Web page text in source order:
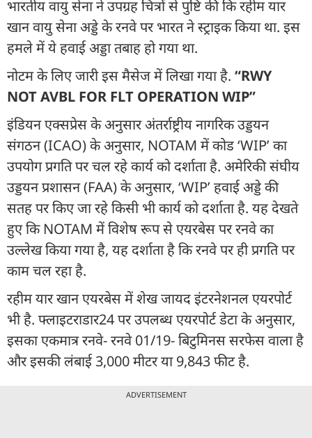
भारतीय वायु सेना ने उपग्रह चित्रों से पुष्टि की कि रहीम यार
खान वायु सेना अड्डे के रनवे पर भारत ने स्ट्राइक किया था. इस
हमले में ये हवाई अड्डा तबाह हो गया था.
नोटम के लिए जारी इस मैसेज में लिखा गया है. “RWY
NOT AVBL FOR FLT OPERATION WIP”
इंडियन एक्सप्रेस के अनुसार अंतर्राष्ट्रीय नागरिक उड्डयन
संगठन (ICAO) के अनुसार, NOTAM में कोड ‘WIP’ का
उपयोग प्रगति पर चल रहे कार्य को दर्शाता है. अमेरिकी संघीय
उड्डयन प्रशासन (FAA) के अनुसार, ‘WIP’ हवाई अड्डे की
सतह पर किए जा रहे किसी भी कार्य को दर्शाता है. यह देखते
हुए कि NOTAM में विशेष रूप से एयरबेस पर रनवे का
उल्लेख किया गया है, यह दर्शाता है कि रनवे पर ही प्रगति पर
काम चल रहा है.
रहीम यार खान एयरबेस में शेख जायद इंटरनेशनल एयरपोर्ट
भी है. फ्लाइटराडार24 पर उपलब्ध एयरपोर्ट डेटा के अनुसार,
इसका एकमात्र रनवे- रनवे 01/19- बिटुमिनस सरफेस वाला है
और इसकी लंबाई 3,000 मीटर या 9,843 फीट है.
ADVERTISEMENT